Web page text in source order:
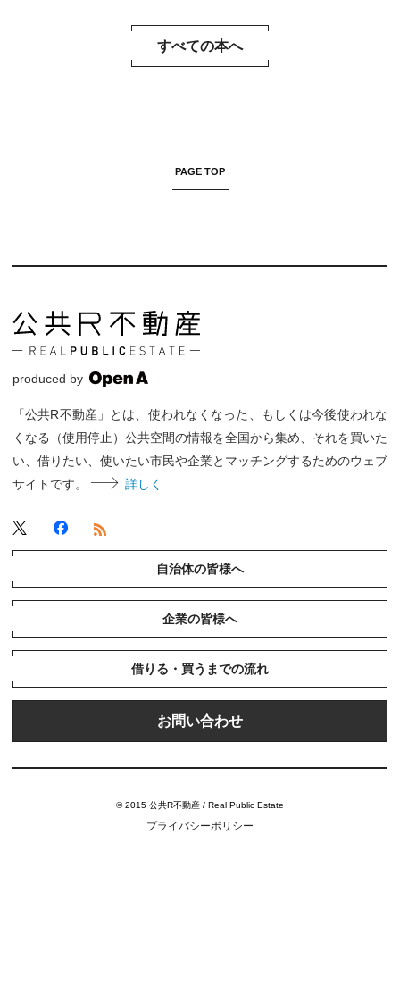
すべての本へ
PAGE TOP
produced by
「公共R不動産」とは、使われなくなった、もしくは今後使われな
くなる（使用停止）公共空間の情報を全国から集め、それを買いた
い、借りたい、使いたい市民や企業とマッチングするためのウェブ
サイトです。
詳しく
自治体の皆様へ
企業の皆様へ
借りる・買うまでの流れ
お問い合わせ
© 2015 公共R不動産 / Real Public Estate
プライバシーポリシー